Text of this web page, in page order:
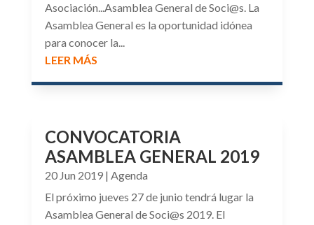
Asociación...Asamblea General de Soci@s. La
Asamblea General es la oportunidad idónea
para conocer la...
LEER MÁS
CONVOCATORIA
ASAMBLEA GENERAL 2019
20 Jun 2019| Agenda
El próximo jueves 27 de junio tendrá lugar la
Asamblea General de Soci@s 2019. El